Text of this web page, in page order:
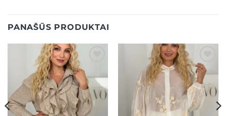
PANAŠŪS PRODUKTAI
Mėgstamiausias Mėgstamiausias